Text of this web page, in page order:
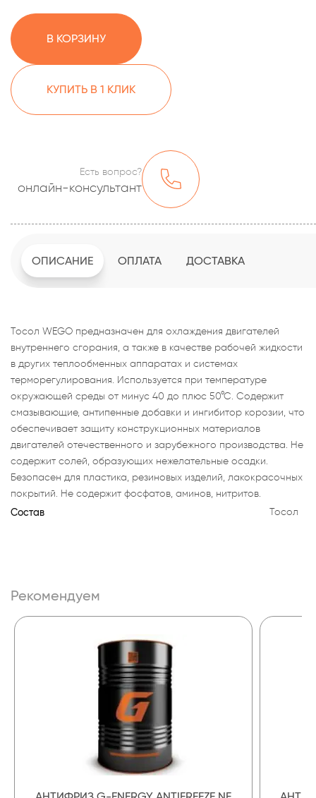
В КОРЗИНУ
КУПИТЬ В 1 КЛИК
Есть вопрос?
онлайн-консультант
ОПИСАНИЕ ОПЛАТА ДОСТАВКА
Тосол WEGO предназначен для охлаждения двигателей
внутреннего сгорания, а также в качестве рабочей жидкости
в других теплообменных аппаратах и системах
терморегулирования. Используется при температуре
окружающей среды от минус 40 до плюс 50°С. Содержит
смазывающие, антипенные добавки и ингибитор корозии, что
обеспечивает защиту конструкционных материалов
двигателей отечественного и зарубежного производства. Не
содержит солей, образующих нежелательные осадки.
Безопасен для пластика, резиновых изделий, лакокрасочных
покрытий. Не содержит фосфатов, аминов, нитритов.
Состав Тосол
Рекомендуем